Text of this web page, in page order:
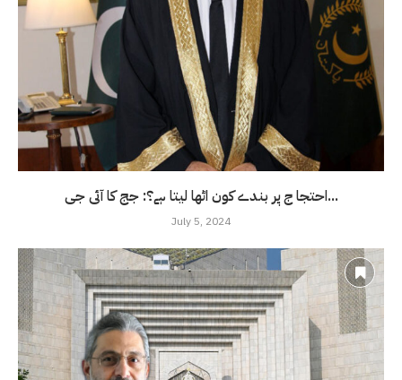
احتجا ج پر بندے کون اٹھا لیتا ہے؟: جج کا آئی جی...
July 5, 2024